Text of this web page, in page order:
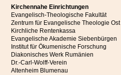
Kirchennahe Einrichtungen
Evangelisch-Theologische Fakultät
Zentrum für Evangelische Theologie Ost
Kirchliche Rentenkassa
Evangelische Akademie Siebenbürgen
Institut für Ökumenische Forschung
Diakonisches Werk Rumänien
Dr.-Carl-Wolff-Verein
Altenheim Blumenau